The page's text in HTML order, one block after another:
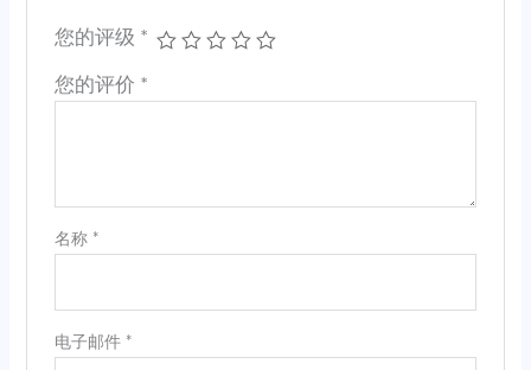
您的评级 *
您的评价 *
名称 *
电子邮件 *